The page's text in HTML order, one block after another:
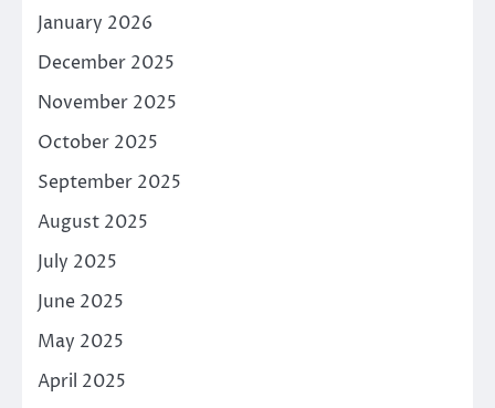
January 2026
December 2025
November 2025
October 2025
September 2025
August 2025
July 2025
June 2025
May 2025
April 2025